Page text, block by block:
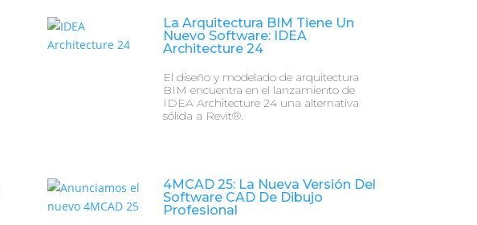
La Arquitectura BIM Tiene Un
Nuevo Software: IDEA
Architecture 24
El diseño y modelado de arquitectura
BIM encuentra en el lanzamiento de
IDEA Architecture 24 una alternativa
sólida a Revit®.
4MCAD 25: La Nueva Versión Del
Software CAD De Dibujo
Profesional